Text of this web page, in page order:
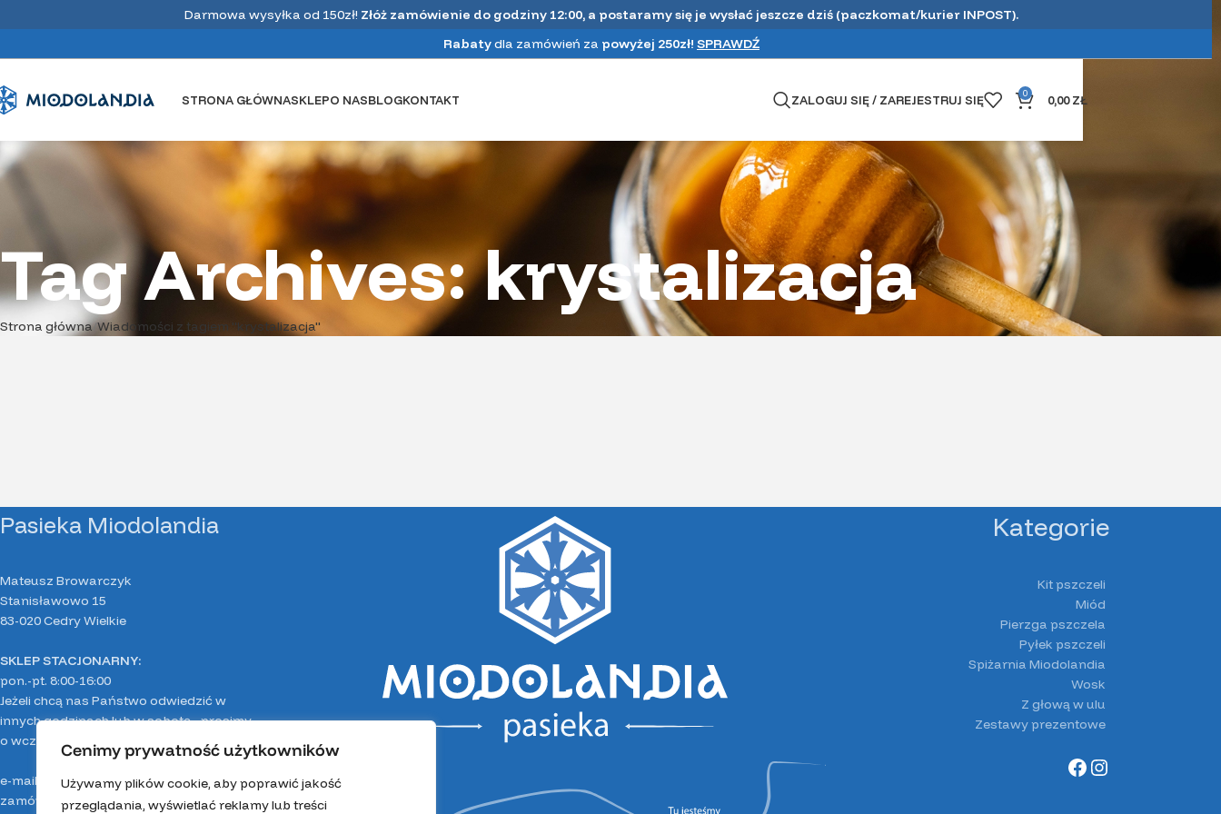
Cenimy prywatność użytkowników
Używamy plików cookie, aby poprawić jakość
przeglądania, wyświetlać reklamy lub treści
Darmowa wysyłka od 150zł! Złóż zamówienie do godziny 12:00, a postaramy się je wysłać jeszcze dziś (paczkomat/kurier INPOST).
Rabatydla zamówień za powyżej 250zł! SPRAWDŹ
STRONA GŁÓWNASKLEPO NASBLOGKONTAKT ZALOGUJ SIĘ / ZAREJESTRUJ SIĘ 0 0,00ZŁ
Tag Archives: krystalizacja
Strona główna Wiadomości z tagiem "krystalizacja"
Krystalizacja miodu pszczelego
Jest to naturalny proces fizyczny, a nie chemiczny
dlatego też miód nie traci właściwości odżywczych i
leczniczych. Miód ze stanu pły...
Pasieka Miodolandia
Mateusz Browarczyk
Stanisławowo 15
83-020 Cedry Wielkie
SKLEP STACJONARNY:
pon.-pt. 8:00-16:00
Jeżeli chcą nas Państwo odwiedzić w
innych godzinach lub w sobotę - prosimy
o wcześniejszy kontakt telefoniczny.
e-mail:
pasieka.miodolandia@gmail.com
zamówienia, Mirella:503 050 911
Kategorie
Kit pszczeli
Miód
Pierzga pszczela
Pyłek pszczeli
Spiżarnia Miodolandia
Wosk
Z głową w ulu
Zestawy prezentowe